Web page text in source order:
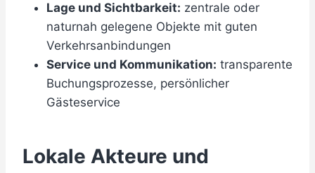
Lage und Sichtbarkeit: zentrale oder
naturnah gelegene Objekte mit guten
Verkehrsanbindungen
Service und Kommunikation: transparente
Buchungsprozesse, persönlicher
Gästeservice
Lokale Akteure und